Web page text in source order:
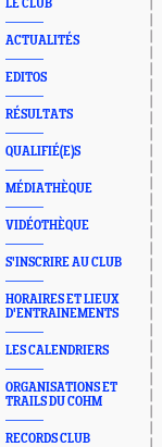
LE CLUB
ACTUALITÉS
EDITOS
RÉSULTATS
QUALIFIÉ(E)S
MÉDIATHÈQUE
VIDÉOTHÈQUE
S'INSCRIRE AU CLUB
HORAIRES ET LIEUX
D'ENTRAINEMENTS
LES CALENDRIERS
ORGANISATIONS ET
TRAILS DU COHM
RECORDS CLUB